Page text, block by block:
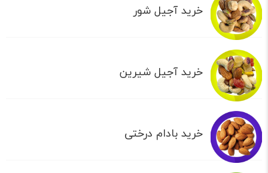
خرید آجیل شور
خرید آجیل شیرین
خرید بادام درختی